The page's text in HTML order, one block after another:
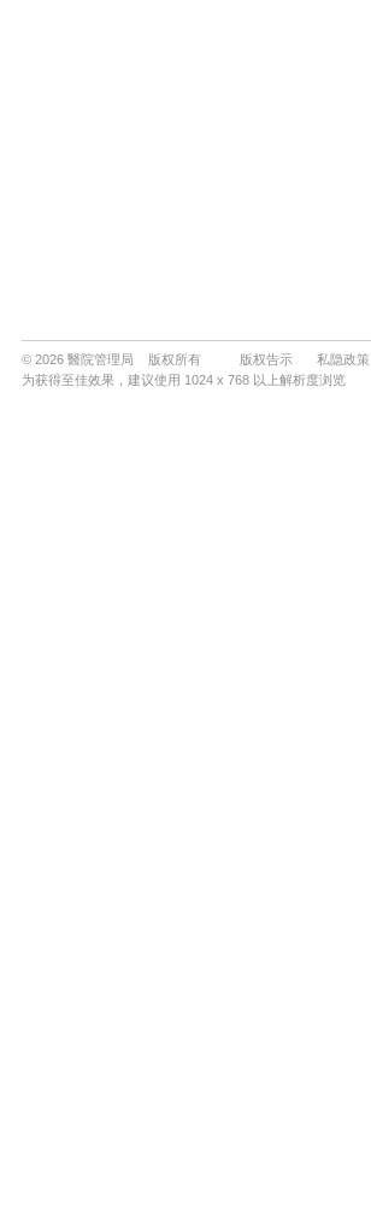
© 2026 醫院管理局 版权所有 版权告示 私隐政策
为获得至佳效果，建议使用 1024 x 768 以上解析度浏览